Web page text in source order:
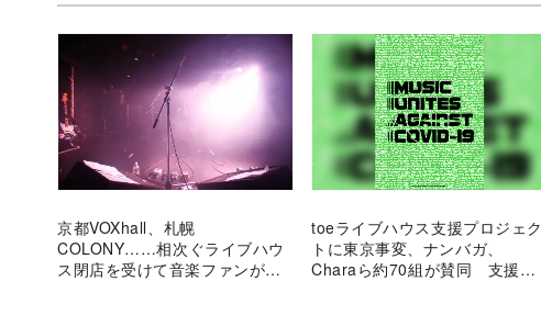
京都VOXhall、札幌
COLONY……相次ぐライブハウ
ス閉店を受けて音楽ファンがで
toeライブハウス支援プロジェク
トに東京事変、ナンバガ、
Charaら約70組が賛同 支援者